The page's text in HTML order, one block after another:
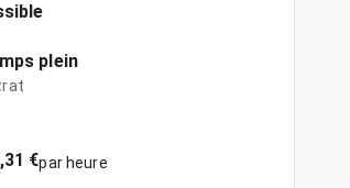
plein
€par heure